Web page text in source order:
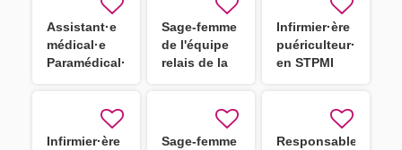
H/F
Assistant·e
médical·e
Paramédical·e
puériculture
H/F
Sage-femme
de l'équipe
relais de la
Infirmier·ère
puériculteur·rice
en STPMI
Infirmier·ère
Sage-femme
Responsable